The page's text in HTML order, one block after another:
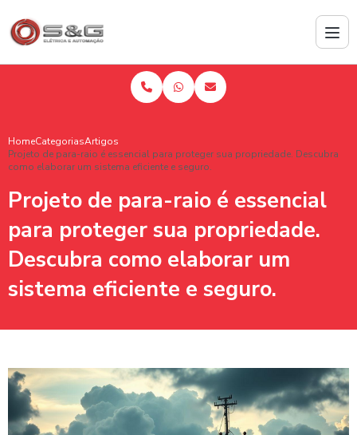
HomeCategoriasArtigos
Projeto de para-raio é essencial para proteger sua propriedade. Descubra
como elaborar um sistema eficiente e seguro.
Projeto de para-raio é essencial
para proteger sua propriedade.
Descubra como elaborar um
sistema eficiente e seguro.